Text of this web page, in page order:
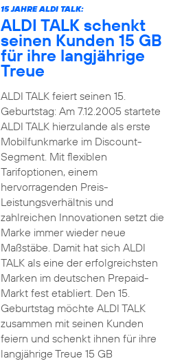
15 JAHRE ALDI TALK:
ALDI TALK schenkt
seinen Kunden 15 GB
für ihre langjährige
Treue
ALDI TALK feiert seinen 15.
Geburtstag: Am 7.12.2005 startete
ALDI TALK hierzulande als erste
Mobilfunkmarke im Discount-
Segment. Mit flexiblen
Tarifoptionen, einem
hervorragenden Preis-
Leistungsverhältnis und
zahlreichen Innovationen setzt die
Marke immer wieder neue
Maßstäbe. Damit hat sich ALDI
TALK als eine der erfolgreichsten
Marken im deutschen Prepaid-
Markt fest etabliert. Den 15.
Geburtstag möchte ALDI TALK
zusammen mit seinen Kunden
feiern und schenkt ihnen für ihre
langjährige Treue 15 GB